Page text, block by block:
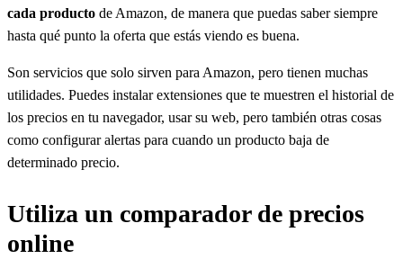
cada producto de Amazon, de manera que puedas saber siempre
hasta qué punto la oferta que estás viendo es buena.
Son servicios que solo sirven para Amazon, pero tienen muchas
utilidades. Puedes instalar extensiones que te muestren el historial de
los precios en tu navegador, usar su web, pero también otras cosas
como configurar alertas para cuando un producto baja de
determinado precio.
Utiliza un comparador de precios
online